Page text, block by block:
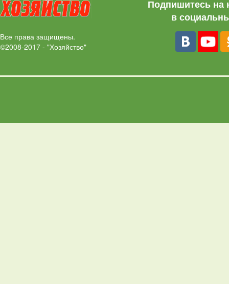
Все права защищены.
©2008-2017 - "Хозяйство"
Подпишитесь на
в